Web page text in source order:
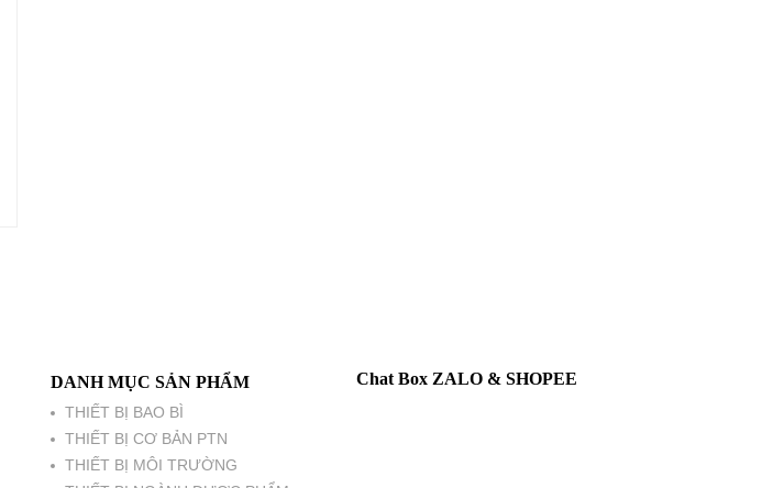
DANH MỤC SẢN PHẨM
THIẾT BỊ BAO BÌ
THIẾT BỊ CƠ BẢN PTN
THIẾT BỊ MÔI TRƯỜNG
Chat Box ZALO & SHOPEE